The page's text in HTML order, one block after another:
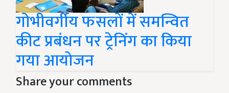
गोभीवर्गीय फसलों में समन्वित
कीट प्रबंधन पर ट्रेनिंग का किया
गया आयोजन
Share your comments